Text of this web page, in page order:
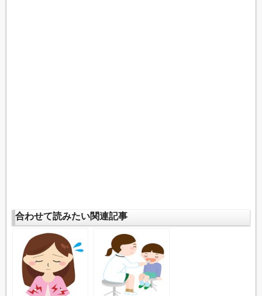
合わせて読みたい関連記事